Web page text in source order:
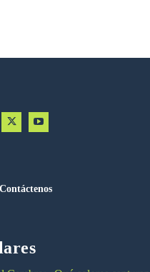
Contáctenos